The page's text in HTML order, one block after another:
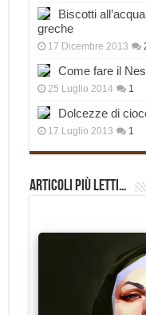
Biscotti
greche
17 Dicembre 2013
Come fare il
25 Luglio 2014 1
Dolcezze di
17 Luglio 2013 1
Articoli più Letti…